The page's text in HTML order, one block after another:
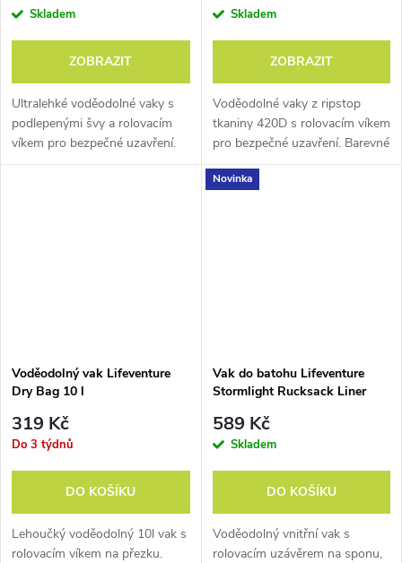
Skladem
ZOBRAZIT
Ultralehké voděodolné vaky s
podlepenými švy a rolovacím
víkem pro bezpečné uzavření.
Skladem
ZOBRAZIT
Voděodolné vaky z ripstop
tkaniny 420D s rolovacím víkem
pro bezpečné uzavření. Barevné
rozlišení velikostí.
Voděodolný vak Lifeventure
Dry Bag 10 l
319 Kč
Do 3 týdnů
DO KOŠÍKU
Lehoučký voděodolný 10l vak s
rolovacím víkem na přezku.
Novinka
Vak do batohu Lifeventure
Stormlight Rucksack Liner
589 Kč
Skladem
DO KOŠÍKU
Voděodolný vnitřní vak s
rolovacím uzávěrem na sponu,